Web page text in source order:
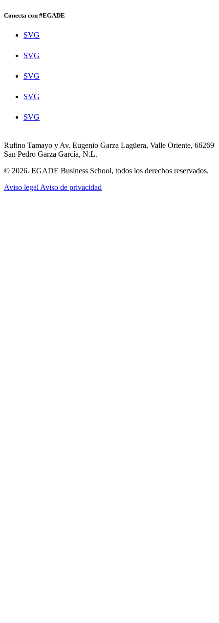
Conecta con #EGADE
SVG
SVG
SVG
SVG
SVG
Rufino Tamayo y Av. Eugenio Garza Lagüera, Valle Oriente, 66269
San Pedro Garza García, N.L.
© 2026. EGADE Business School, todos los derechos reservados.
Aviso legal Aviso de privacidad